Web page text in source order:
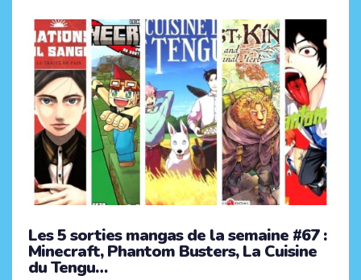
Les 5 sorties mangas de la semaine #67 :
Minecraft, Phantom Busters, La Cuisine
du Tengu…